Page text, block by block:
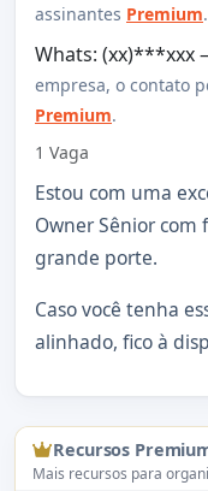
assinantes Premium.
Whats: (xx)***xxx
empresa, o contato
Premium.
1 Vaga
Estou com uma
Owner Sênior com
grande porte.
Caso você tenha
alinhado, fico à
Recursos
Mais recursos para